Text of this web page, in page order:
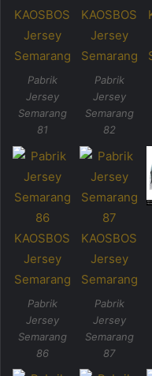
Pabrik
Jersey
Semarang
81
Pabrik
Jersey
Semarang
82
Pabrik
Jersey
Semarang
86
Pabrik
Jersey
Semarang
87